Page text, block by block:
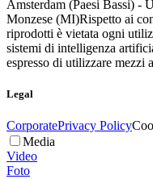
Amsterdam (Paesi Bassi) -
Monzese (MI)Rispetto ai
riprodotti è vietata ogni
sistemi di intelligenza
espresso di utilizzare mezzi
Legal
CorporatePrivacy Policy
Media
Video
Foto